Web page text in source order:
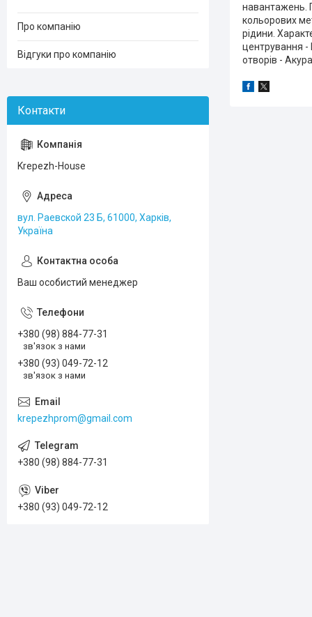
навантажень.
кольорових
рідини.
центрування -
отворів -
Про компанію
Відгуки про компанію
Krepezh-House
вул. Раевской 23 Б, 61000, Харків,
Україна
Ваш особистий менеджер
+380 (98) 884-77-31
зв'язок з нами
+380 (93) 049-72-12
зв'язок з нами
krepezhprom@gmail.com
+380 (98) 884-77-31
+380 (93) 049-72-12